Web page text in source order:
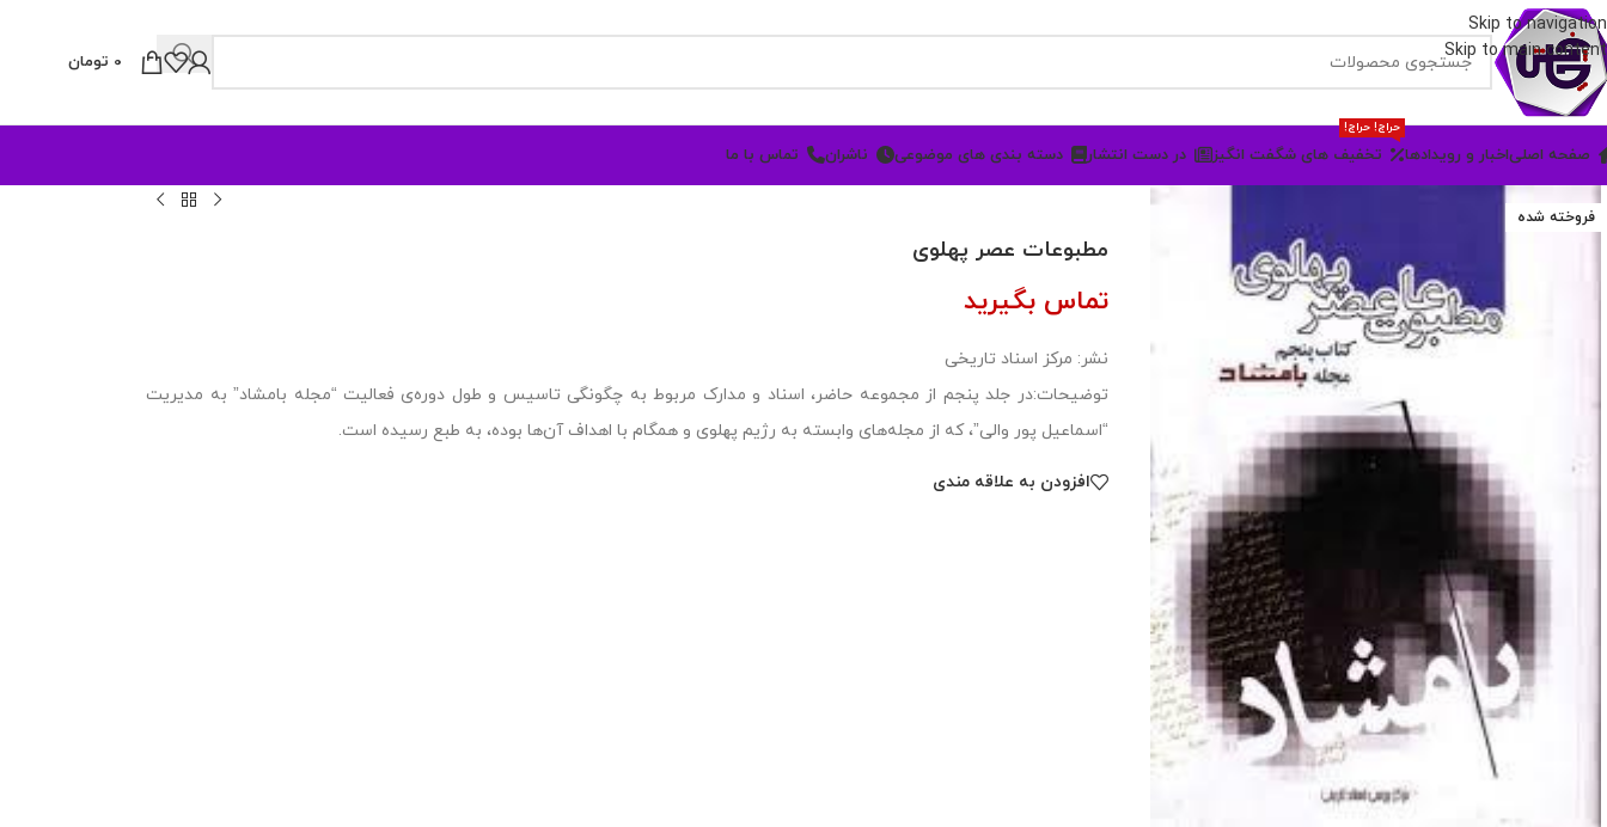
Skip to navigation
Skip to main content
0 تومان
صفحه اصلیاخبار و رویدادها تخفیف های شگفت انگیز
حراج! حراج!
در دست انتشار دسته بندی های موضوعی ناشران تماس با ما
فروخته شده
مطبوعات عصر پهلوی
تماس بگیرید
نشر: مرکز اسناد تاریخی
توضیحات:در جلد پنجم از مجموعه حاضر، اسناد و مدارک مربوط به چگونگی تاسیس و طول دوره‌ی فعالیت “مجله بامشاد” به مدیریت
“اسماعیل پور والی”، که از مجله‌های وابسته به رژیم پهلوی و همگام با اهداف آن‌ها بوده، به طبع رسیده است.
افزودن به علاقه مندی